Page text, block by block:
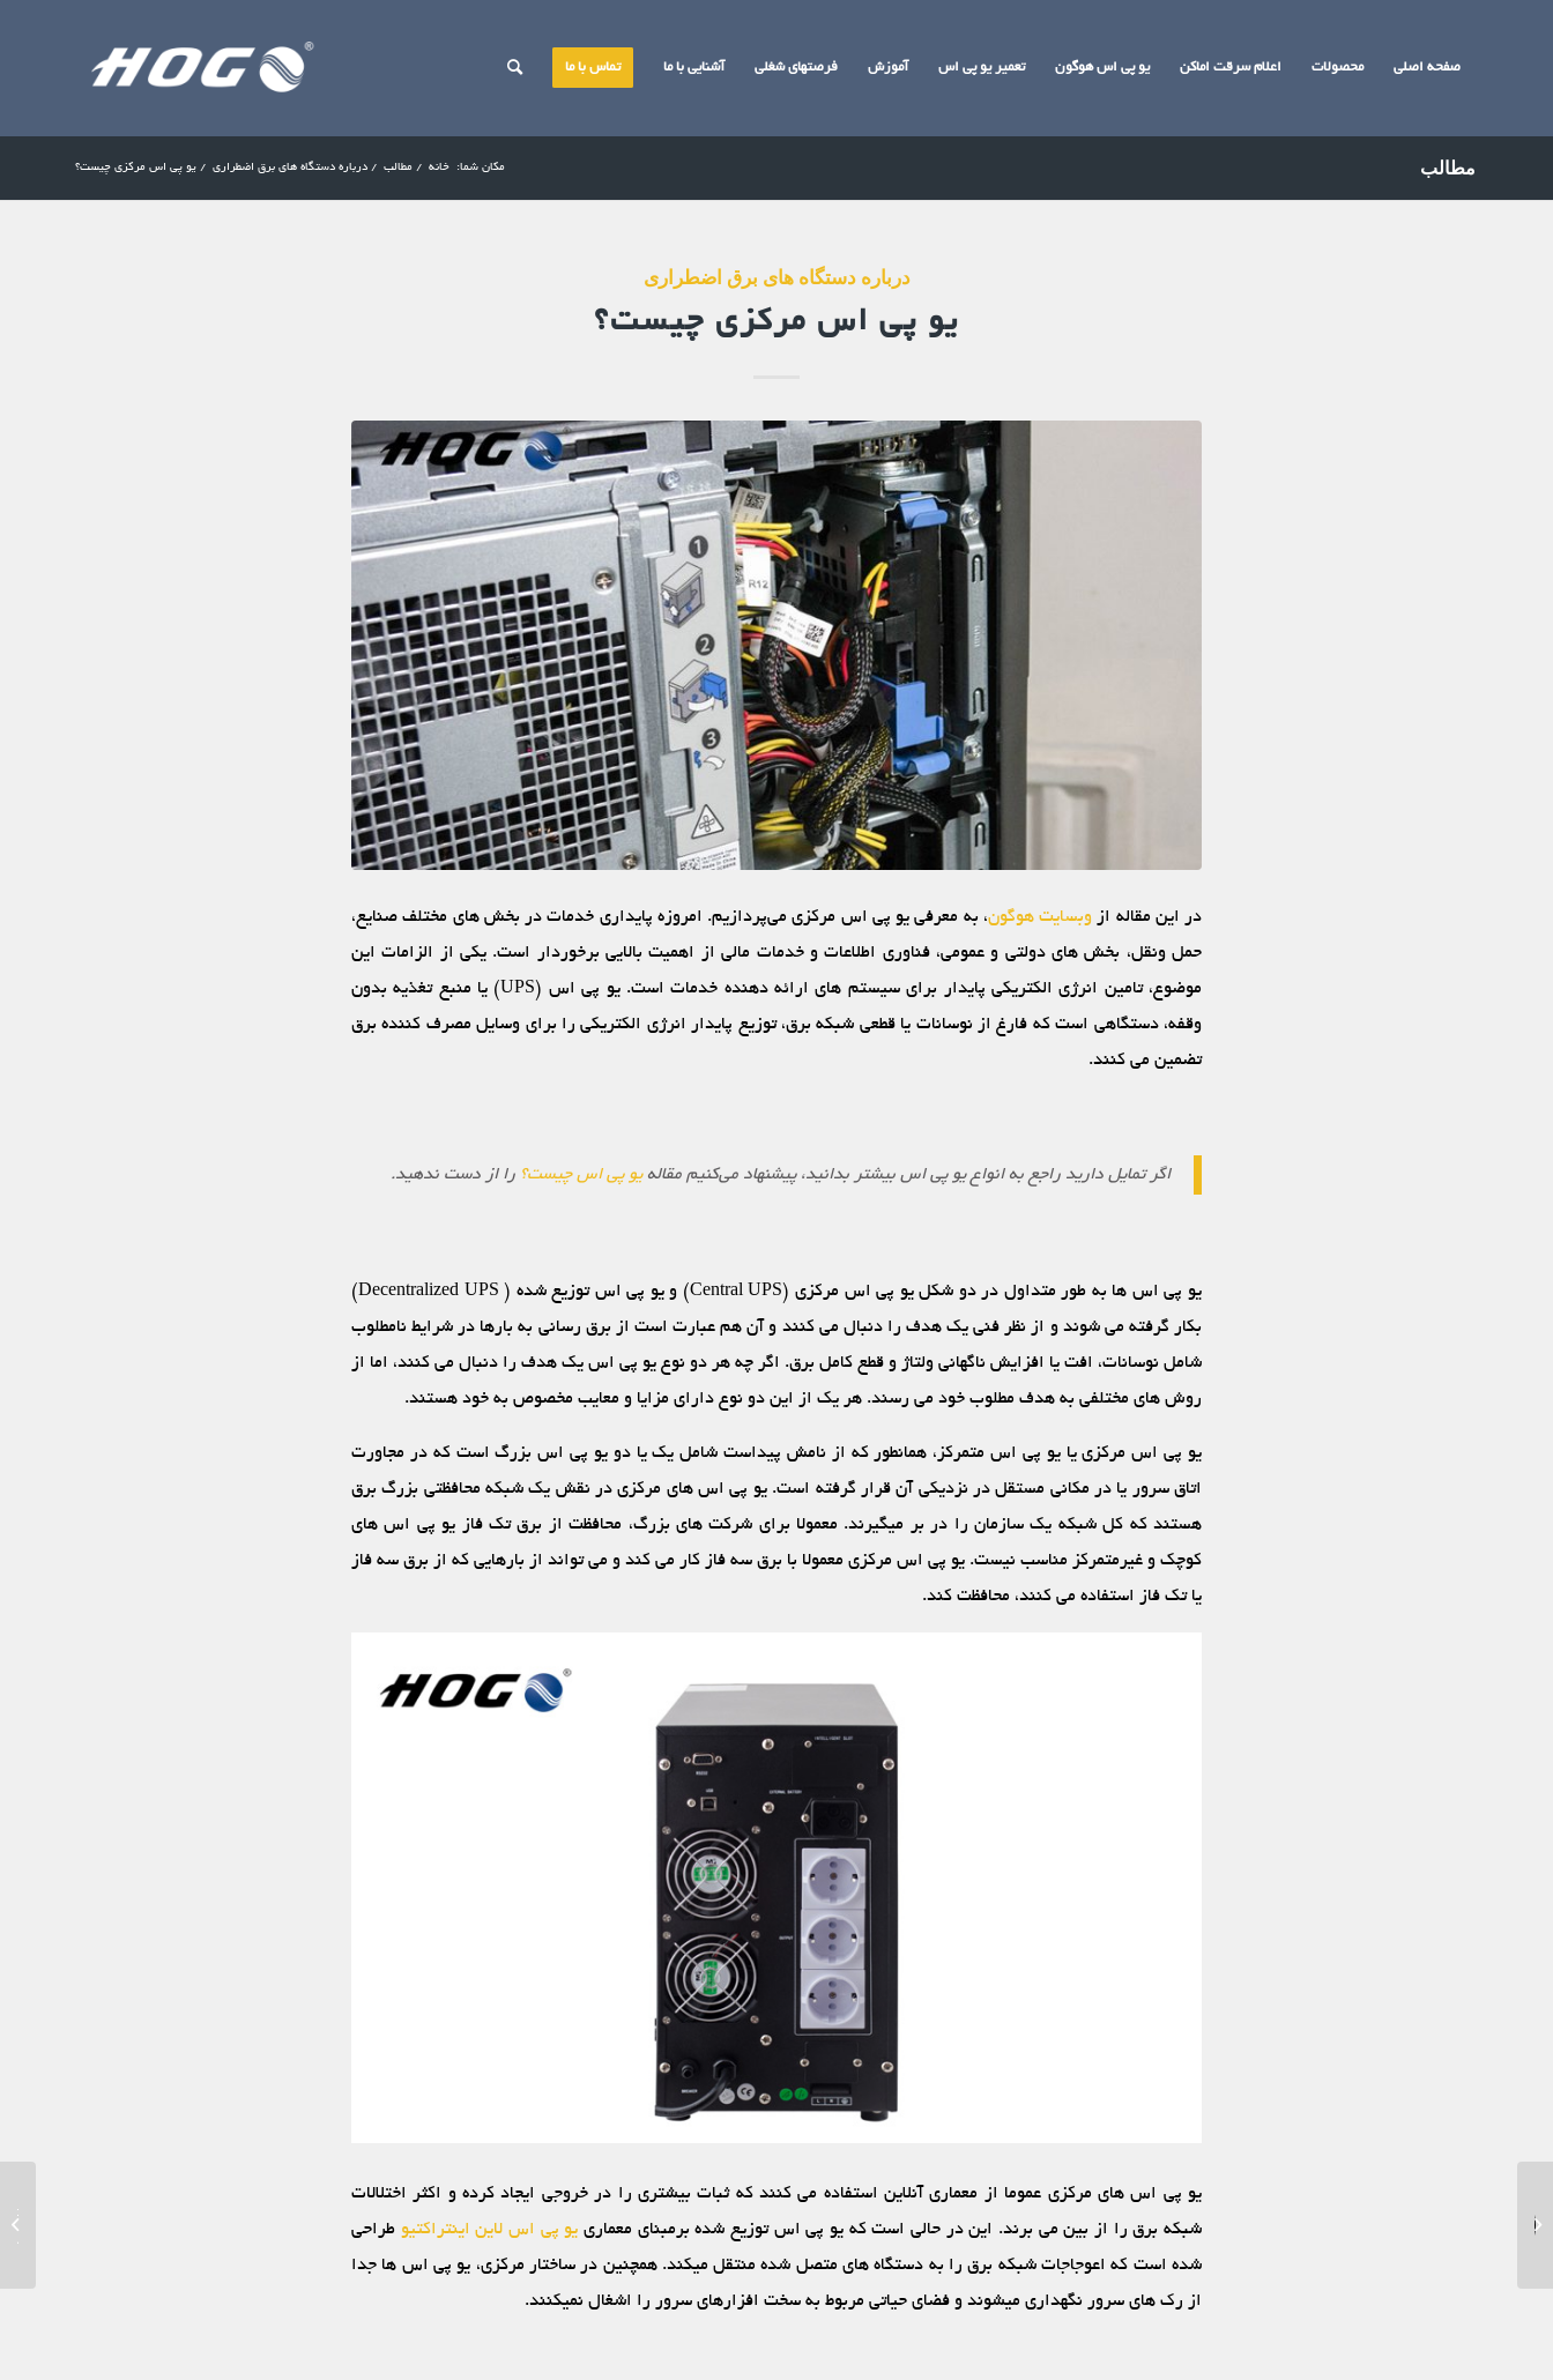
صفحه اصلی محصولات اعلام سرقت اماکن یو پی اس هوگون تعمیر یو پی اس آموزش فرصتهای شغلی آشنایی با ما تماس با ما
مطالب مکان شما: خانه / مطالب / درباره دستگاه های برق اضطراری / یو پی اس مرکزی چیست؟
درباره دستگاه های برق اضطراری
یو پی اس مرکزی چیست؟
در این مقاله از وبسایت هوگون، به معرفی یو پی اس مرکزی می‌پردازیم. امروزه پایداری خدمات در بخش‏ های مختلف صنایع،
حمل ‏ونقل، بخش‏ های دولتی و عمومی، فناوری اطلاعات و خدمات مالی از اهمیت بالایی برخوردار است. یکی از الزامات این
موضوع، تامین انرژی الکتریکی پایدار برای سیستم‏ های ارائه‏ دهنده خدمات است. یو پی اس (UPS) یا منبع تغذیه بدون
وقفه، دستگاهی است که فارغ از نوسانات یا قطعی شبکه برق، توزیع پایدار انرژی الکتریکی را برای وسایل مصرف‏ کننده برق
تضمین می‏ کنند.
اگر تمایل دارید راجع به انواع یو پی اس بیشتر بدانید، پیشنهاد می‌کنیم مقالهیو پی اس چیست؟ را از دست ندهید.
یو پی اس‏ ها به طور متداول در دو شکل یو پی اس مرکزی (Central UPS) و یو پی اس توزیع‏ شده ( Decentralized UPS)
بکار گرفته می‏ شوند و از نظر فنی یک هدف را دنبال می‏ کنند و آن هم عبارت است از برق‏ رسانی به بارها در شرایط نامطلوب
شامل نوسانات، افت یا افزایش ناگهانی ولتاژ و قطع کامل برق. اگر چه هر دو نوع یو پی اس یک هدف را دنبال می‏ کنند، اما از
روش های مختلفی به هدف مطلوب خود می‏ رسند. هر یک از این دو نوع دارای مزایا و معایب مخصوص به خود هستند.
یو پی اس مرکزی یا یو پی اس متمرکز، همانطور که از نامش پیداست شامل یک یا دو یو پی اس بزرگ است که در مجاورت
اتاق سرور یا در مکانی مستقل در نزدیکی آن قرار گرفته‏ است. یو پی اس‏ های مرکزی در نقش یک شبکه محافظتی بزرگ برق
هستند که کل شبکه یک سازمان را در بر می‏گیرند. معمولا برای شرکت‏ های بزرگ، محافظت از برق تک فاز یو پی اس‏ های
کوچک و غیرمتمرکز مناسب نیست. یو پی اس مرکزی معمولا با برق سه فاز کار می‏ کند و می ‏تواند از بارهایی که از برق سه فاز
یا تک فاز استفاده می‏ کنند، محافظت کند.
یو پی اس‏ های مرکزی عموما از معماری آنلاین استفاده می‏ کنند که ثبات بیشتری را در خروجی ایجاد کرده و اکثر اختلالات
شبکه برق را از بین می‏ برند. این در حالی است که یو پی اس توزیع ‏شده برمبنای معماری یو پی اس لاین اینتراکتیو طراحی
شده است که اعوجاجات شبکه برق را به دستگاه‏ های متصل‏ شده منتقل می‏کند. همچنین در ساختار مرکزی، یو پی اس‏ ها جدا
از رک‏ های سرور نگهداری می‏شوند و فضای حیاتی مربوط به سخت‏ افزارهای سرور را اشغال نمی‏کنند.